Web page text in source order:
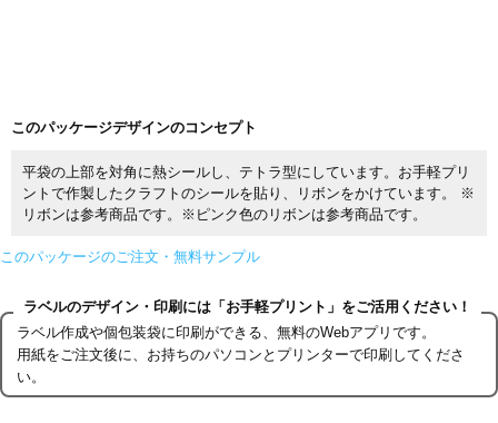
このパッケージデザインのコンセプト
平袋の上部を対角に熱シールし、テトラ型にしています。お手軽プリ
ントで作製したクラフトのシールを貼り、リボンをかけています。 ※
リボンは参考商品です。※ピンク色のリボンは参考商品です。
このパッケージのご注文・無料サンプル
ラベルのデザイン・印刷には「お手軽プリント」をご活用ください！
ラベル作成や個包装袋に印刷ができる、無料のWebアプリです。
用紙をご注文後に、お持ちのパソコンとプリンターで印刷してくださ
い。